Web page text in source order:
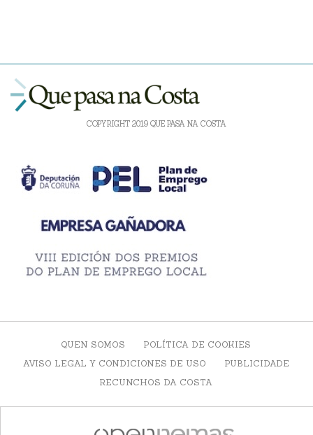
COPYRIGHT 2019 QUE PASA NA COSTA
QUEN SOMOS
POLÍTICA DE COOKIES
AVISO LEGAL Y CONDICIONES DE USO
PUBLICIDADE
RECUNCHOS DA COSTA